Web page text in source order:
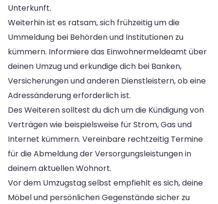
Unterkunft.
Weiterhin ist es ratsam, sich frühzeitig um die
Ummeldung bei Behörden und Institutionen zu
kümmern. Informiere das Einwohnermeldeamt über
deinen Umzug und erkundige dich bei Banken,
Versicherungen und anderen Dienstleistern, ob eine
Adressänderung erforderlich ist.
Des Weiteren solltest du dich um die Kündigung von
Verträgen wie beispielsweise für Strom, Gas und
Internet kümmern. Vereinbare rechtzeitig Termine
für die Abmeldung der Versorgungsleistungen in
deinem aktuellen Wohnort.
Vor dem Umzugstag selbst empfiehlt es sich, deine
Möbel und persönlichen Gegenstände sicher zu